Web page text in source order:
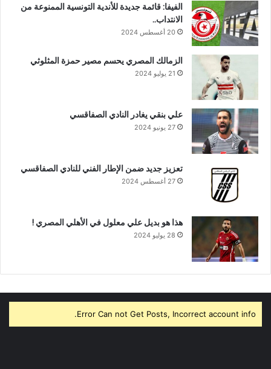
الفيفا: قائمة جديدة للأندية التونسية الممنوعة من
الانتداب..
20 أغسطس 2024
الزمالك المصري يحسم مصير حمزة المثلوثي
21 يوليو 2024
علي بنقي يغادر النادي الصفاقسي
27 يونيو 2024
تعزيز جديد ضمن الإطار الفني للنادي الصفاقسي
27 أغسطس 2024
هذا هو بديل علي معلول في الأهلي المصري !
28 يوليو 2024
Error Can not Get Posts, Incorrect account info.